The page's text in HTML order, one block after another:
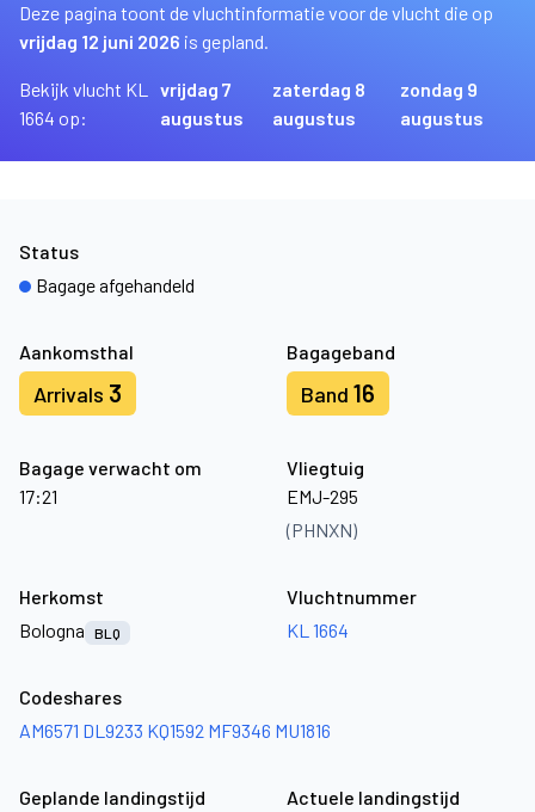
Deze pagina toont de vluchtinformatie voor de vlucht die op
vrijdag 12 juni 2026 is gepland.
Bekijk vlucht KL
1664 op:
vrijdag 7
augustus
zaterdag 8
augustus
zondag 9
augustus
Aankomsthal
Arrivals 3
Bagageband
Band 16
Bagage verwacht om
17:21
Vliegtuig
EMJ-295
(PHNXN)
Status
Bagage afgehandeld
Herkomst
Bologna
BLQ
Vluchtnummer
KL 1664
Codeshares
AM6571 DL9233 KQ1592 MF9346 MU1816
Geplande landingstijd
Actuele landingstijd